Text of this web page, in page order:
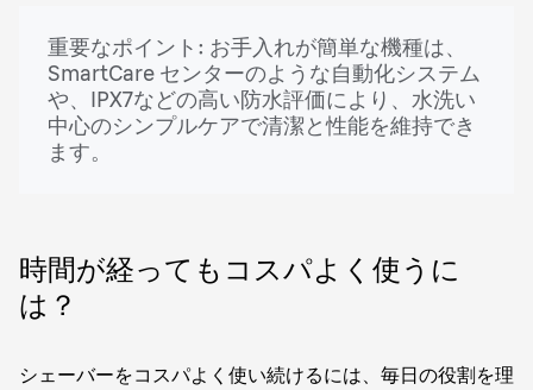
重要なポイント: お手入れが簡単な機種は、
SmartCare センターのような自動化システム
や、IPX7などの高い防水評価により、水洗い
中心のシンプルケアで清潔と性能を維持でき
ます。
時間が経ってもコスパよく使うに
は？
シェーバーをコスパよく使い続けるには、毎日の役割を理